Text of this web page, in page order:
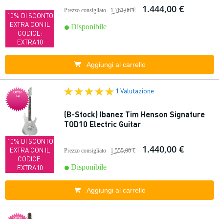
10% DI SCONTO
EXTRA CON IL
CODICE:
EXTRA10
Prezzo consigliato 1.761,00 € 1.444,00 €
Disponibile
Aggiungi al carrello
Offer
ta
10% DI SCONTO
EXTRA CON IL
CODICE:
EXTRA10
1 Valutazione
(B-Stock) Ibanez Tim Henson Signature
TOD10 Electric Guitar
Prezzo consigliato 1.555,00 € 1.440,00 €
Disponibile
Aggiungi al carrello
Offer